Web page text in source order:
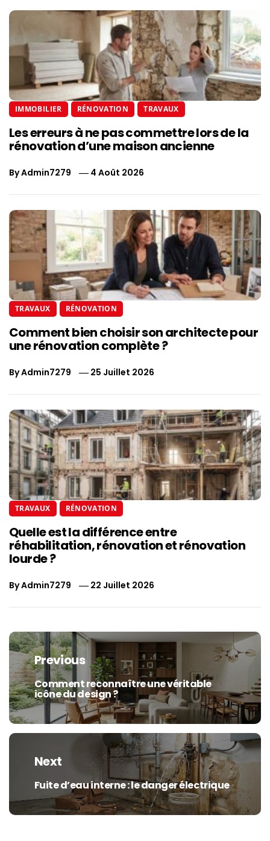
IMMOBILIER RÉNOVATION TRAVAUX
Les erreurs à ne pas commettre lors de la
rénovation d’une maison ancienne
ByAdmin7279 4 Août 2026
TRAVAUX RÉNOVATION
Comment bien choisir son architecte pour
une rénovation complète ?
ByAdmin7279 25 Juillet 2026
TRAVAUX RÉNOVATION
Quelle est la différence entre
réhabilitation, rénovation et rénovation
lourde ?
ByAdmin7279 22 Juillet 2026
Navigation
de
l’article
Previous
Previous
post:
Comment reconnaître une véritable
icône du design ?
Next
Next
post:
Fuite d’eau interne : le danger électrique